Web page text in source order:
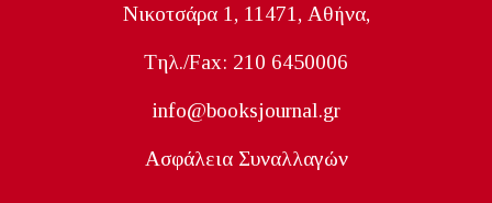
Nικοτσάρα 1, 11471, Aθήνα,
Tηλ./Fax: 210 6450006
info@booksjournal.gr
Ασφάλεια Συναλλαγών